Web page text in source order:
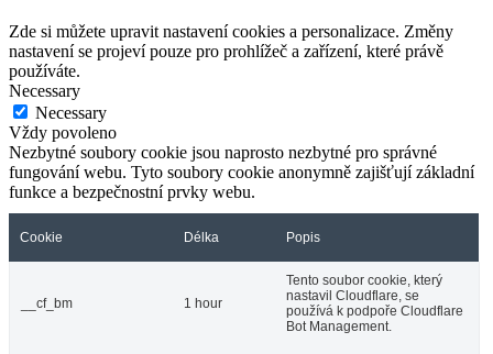
Zde si můžete upravit nastavení cookies a personalizace. Změny
nastavení se projeví pouze pro prohlížeč a zařízení, které právě
používáte.
Necessary
Necessary
Vždy povoleno
Nezbytné soubory cookie jsou naprosto nezbytné pro správné
fungování webu. Tyto soubory cookie anonymně zajišťují základní
funkce a bezpečnostní prvky webu.
Cookie Délka Popis
__cf_bm 1 hour
Tento soubor cookie, který
nastavil Cloudflare, se
používá k podpoře Cloudflare
Bot Management.